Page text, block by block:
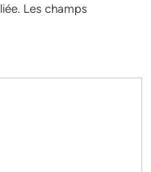
Les champs